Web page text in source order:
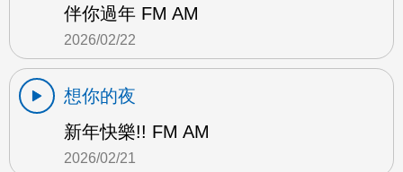
伴你過年 FM AM
2026/02/22
想你的夜
新年快樂!! FM AM
2026/02/21